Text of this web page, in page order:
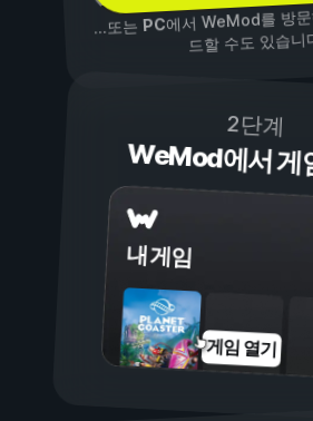
...또는PC에서 WeMod를 방
드할 수도 있습니
2단계
WeMod에서 게
내 게임
게임 열기